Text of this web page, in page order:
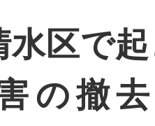
水区で
の撤